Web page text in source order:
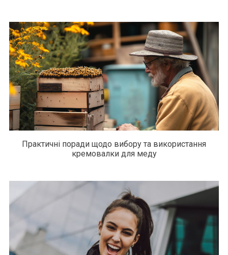
Практичні поради щодо вибору та використання
кремовалки для меду